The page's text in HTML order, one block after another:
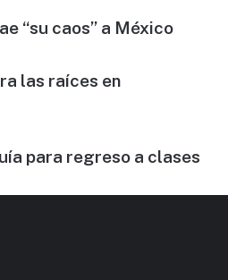
“su caos” a México
las raíces en
para regreso a clases